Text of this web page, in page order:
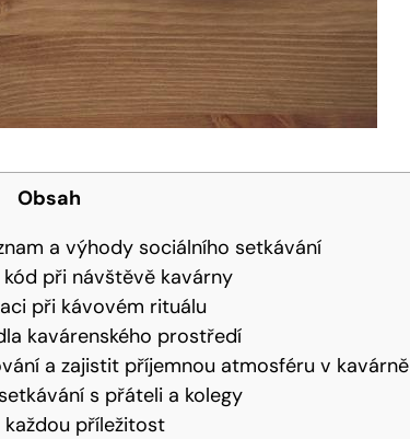
Obsah
a výhody sociálního setkávání
při návštěvě kavárny
při kávovém rituálu
kavárenského prostředí
a zajistit příjemnou atmosféru v kavárně
s přáteli a kolegy
příležitost